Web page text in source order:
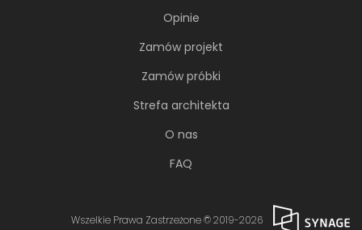
Opinie
Zamów projekt
Zamów próbki
Strefa architekta
O nas
FAQ
Wszelkie Prawa Zastrzeżone © 2019-2026